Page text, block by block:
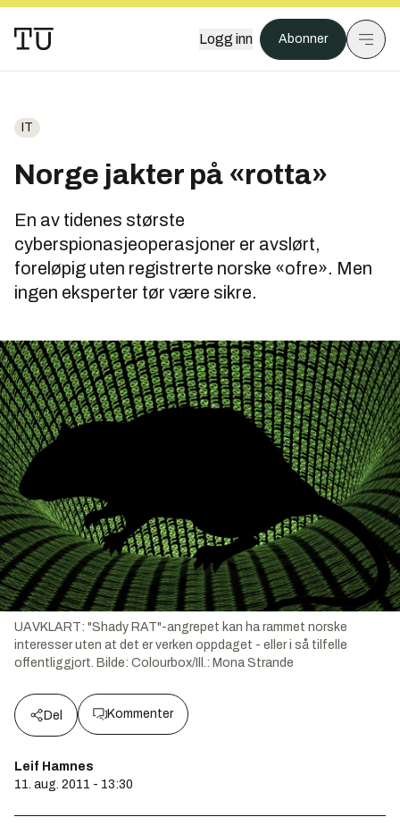
Logg inn Abonner
IT
Norge jakter på «rotta»
En av tidenes største
cyberspionasjeoperasjoner er avslørt,
foreløpig uten registrerte norske «ofre». Men
ingen eksperter tør være sikre.
UAVKLART: "Shady RAT"-angrepet kan ha rammet norske
interesser uten at det er verken oppdaget - eller i så tilfelle
offentliggjort. Bilde: Colourbox/Ill.: Mona Strande
Del Kommenter
Leif Hamnes
11. aug. 2011 - 13:30